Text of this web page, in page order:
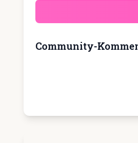
Community-